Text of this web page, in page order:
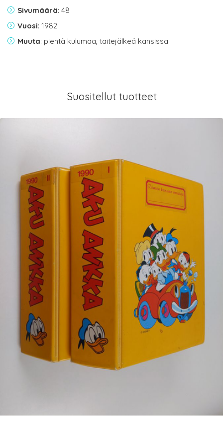
Sivumäärä: 48
Vuosi: 1982
Muuta: pientä kulumaa, taitejälkeä kansissa
Suositellut tuotteet